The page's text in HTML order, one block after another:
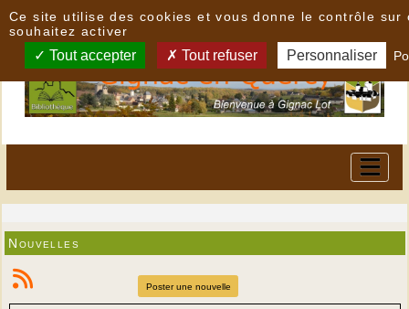
Nouvelles
Poster une nouvelle
Ce site utilise des cookies et vous donne le contrôle sur
souhaitez activer
Tout accepter Tout refuser Personnaliser